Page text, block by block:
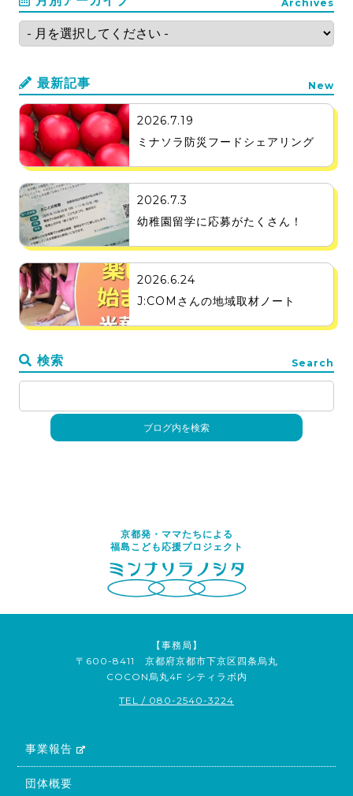
Archives
最新記事 New
2026.7.19
ミナソラ防災フードシェアリング
2026.7.3
幼稚園留学に応募がたくさん！
2026.6.24
J:COMさんの地域取材ノート
検索 Search
京都発・ママたちによる
福島こども応援プロジェクト
【事務局】
〒600-8411 京都府京都市下京区四条烏丸
COCON烏丸4F シティラボ内
TEL / 080-2540-3224
事業報告
団体概要